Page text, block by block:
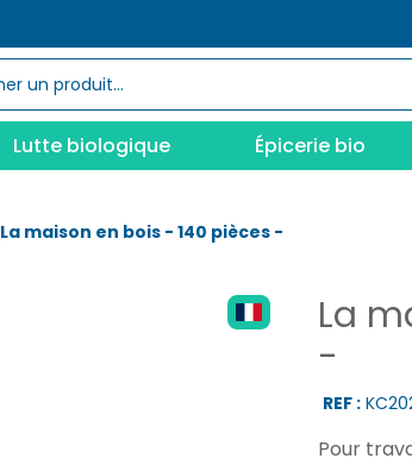
Lutte biologique Épicerie bio
La maison en bois - 140 pièces -
La
-
REF :
Pour